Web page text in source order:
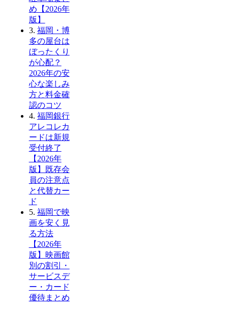
め【2026年
版】
3. 福岡・博
多の屋台は
ぼったくり
が心配？
2026年の安
心な楽しみ
方と料金確
認のコツ
4. 福岡銀行
アレコレカ
ードは新規
受付終了
【2026年
版】既存会
員の注意点
と代替カー
ド
5. 福岡で映
画を安く見
る方法
【2026年
版】映画館
別の割引・
サービスデ
ー・カード
優待まとめ